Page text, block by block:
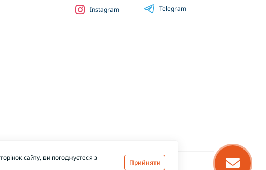
Instagram Telegram
сайту, ви погоджуєтеся з
Прийняти